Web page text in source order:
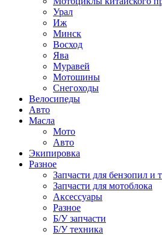
Урал
Иж
Минск
Восход
Ява
Муравей
Мотошины
Снегоходы
Велосипеды
Авто
Масла
Мото
Авто
Экипировка
Разное
Запчасти для бензопил и
Запчасти для мотоблока
Аксессуары
Разное
Б/У запчасти
Б/У техника